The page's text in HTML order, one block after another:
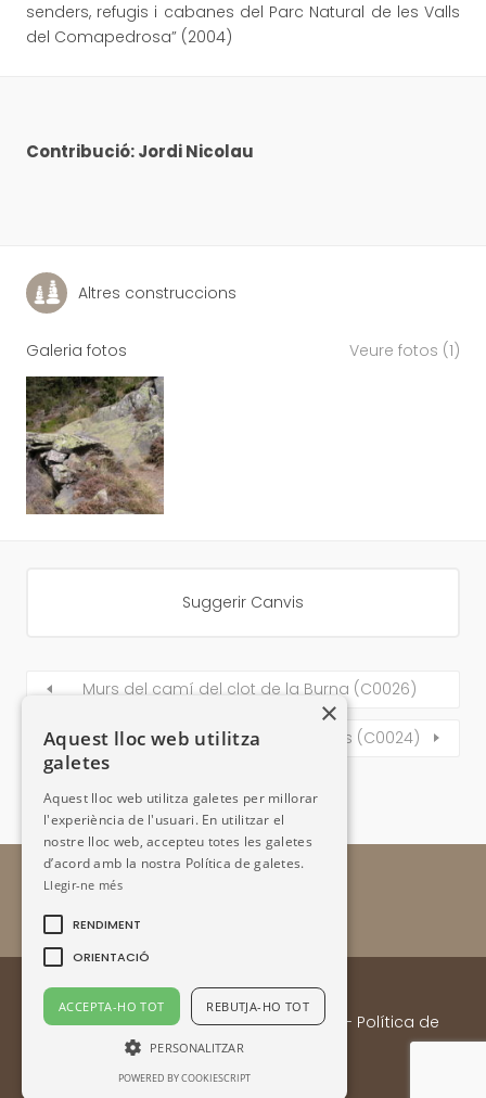
senders, refugis i cabanes del Parc Natural de les Valls
del Comapedrosa” (2004)
Contribució: Jordi Nicolau
Altres construccions
Galeria fotos Veure fotos (1)
Suggerir Canvis
Murs del camí del clot de la Burna (C0026)
Murs del camí de Percanela-Les Fonts (C0024)
Enllaços- Contacte:Email-Avís legal - Política de
privacitat
×
Aquest lloc web utilitza
galetes
Aquest lloc web utilitza galetes per millorar
l'experiència de l'usuari. En utilitzar el
nostre lloc web, accepteu totes les galetes
d’acord amb la nostra Política de galetes.
Llegir-ne més
RENDIMENT
ORIENTACIÓ
ACCEPTA-HO TOT REBUTJA-HO TOT
PERSONALITZAR
POWERED BY COOKIESCRIPT